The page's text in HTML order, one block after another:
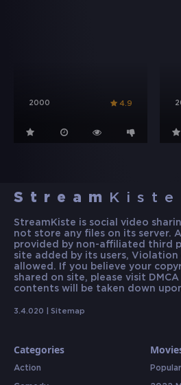
2000 4.9
Stream Kiste
StreamKiste is social video
not store any files on its server.
provided by non-affiliated third
site added by its users,
allowed. If you believe your
shared on site, please visit
contents will be taken down
3.4.020 | Sitemap
Categories
Action